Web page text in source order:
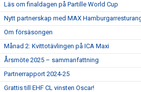
Läs om finaldagen på Partille World Cup
Nytt partnerskap med MAX
Om försäsongen
Månad 2: Kvittotävlingen på ICA Maxi
Årsmöte 2025 – sammanfattning
Partnerrapport 2024-25
Grattis till EHF CL vinsten Oscar!